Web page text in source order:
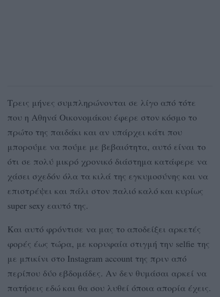
Τρεις μήνες συμπληρώνονται σε λίγο από τότε
που η Αθηνά Οικονομάκου έφερε στον κόσμο το
πρώτο της παιδάκι και αν υπάρχει κάτι που
μπορούμε να πούμε με βεβαιότητα, αυτό είναι το
ότι σε πολύ μικρό χρονικό διάστημα κατάφερε να
χάσει σχεδόν όλα τα κιλά της εγκυμοσύνης και να
επιστρέψει και πάλι στον παλιό καλό και κυρίως
super sexy εαυτό της.
Και αυτό φρόντισε να μας το αποδείξει αρκετές
φορές έως τώρα, με κορυφαία στιγμή την selfie της
με μπικίνι στο Instagram account της πριν από
περίπου δύο εβδομάδες. Αν δεν θυμάσαι αρκεί να
πατήσεις εδώ και θα σου λυθεί όποια απορία έχεις.